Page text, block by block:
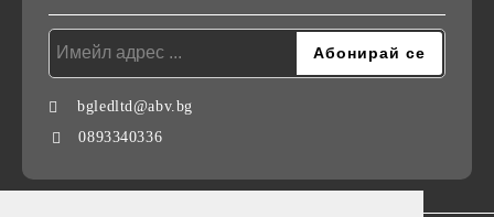
bgledltd@abv.bg
0893340336